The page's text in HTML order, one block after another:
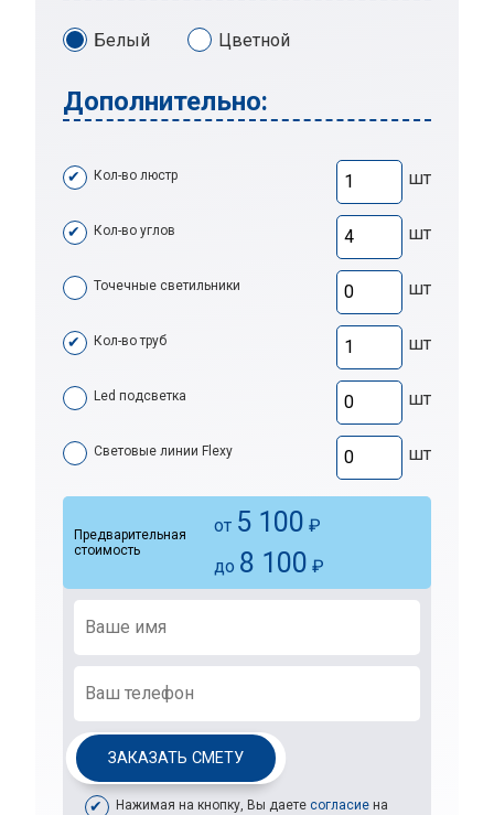
Белый Цветной
Дополнительно:
Кол-во люстр шт
Кол-во углов шт
Точечные светильники шт
Кол-во труб шт
Led подсветка шт
Световые линии Flexy шт
Предварительная
стоимость
от 5 100 ₽
до 8 100 ₽
ЗАКАЗАТЬ СМЕТУ
Нажимая на кнопку, Вы даете согласие на